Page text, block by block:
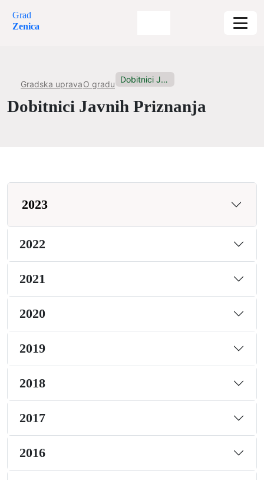
Grad
Zenica
Gradska upravaO gradu Dobitnici Javnih Priznanja
Dobitnici Javnih Priznanja
2023
2022
2021
2020
2019
2018
2017
2016